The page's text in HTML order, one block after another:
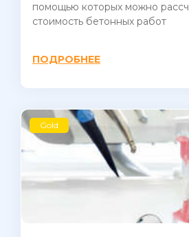
помощью которых можно
стоимость бетонных работ
ПОДРОБНЕЕ
Gold